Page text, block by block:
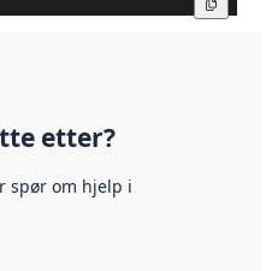
etter?
spør om hjelp i